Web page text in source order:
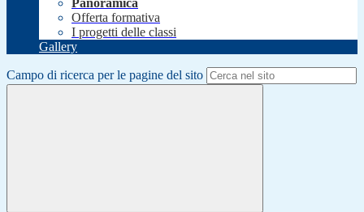
Panoramica
Offerta formativa
I progetti delle classi
Gallery
Campo di ricerca per le pagine del sito